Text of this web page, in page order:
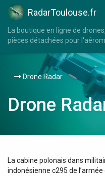
RadarToulouse.fr
La boutique en ligne de
pièces détachées pour
Drone Radar
Drone
La cabine polonais dans
indonésienne c295 de